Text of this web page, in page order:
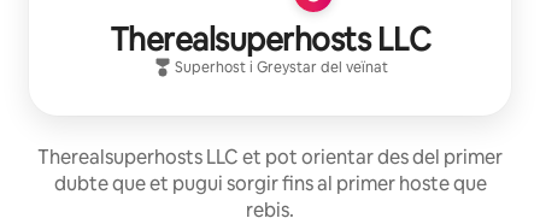
Therealsuperhosts LLC
Superhosti Greystardel veïnat
Therealsuperhosts LLC et pot orientar des del primer
dubte que et pugui sorgir fins al primer hoste que
rebis.